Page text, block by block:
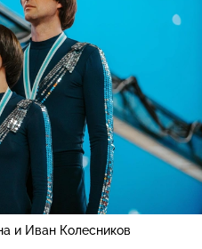
и Иван Колесников